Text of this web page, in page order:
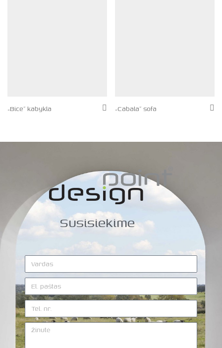
„Bice” kabykla „Cabala” sofa
Susisiekime